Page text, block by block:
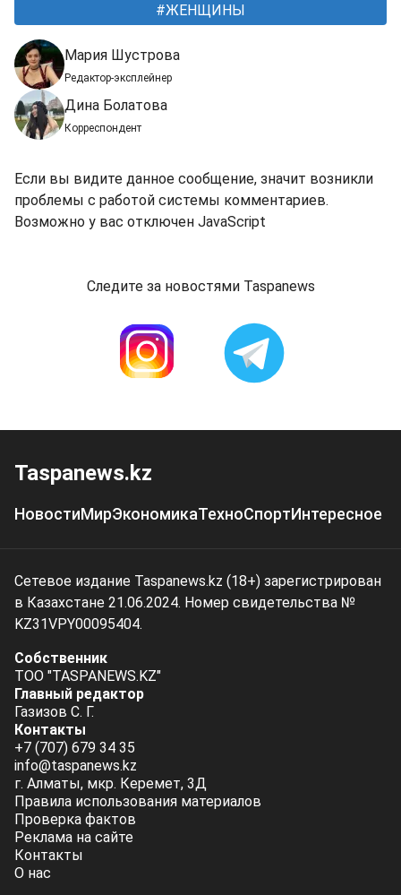
ЖЕНЩИНЫ
Мария Шустрова
Редактор-эксплейнер
Дина Болатова
Корреспондент
Если вы видите данное сообщение, значит возникли
проблемы с работой системы комментариев.
Возможно у вас отключен JavaScript
Следите за новостями Taspanews
Taspanews.kz
НовостиМирЭкономикаТехноСпортИнтересное
Сетевое издание Taspanews.kz (18+) зарегистрирован
в Казахстане 21.06.2024. Номер свидетельства №
KZ31VPY00095404.
Собственник
ТОО "TASPANEWS.KZ"
Главный редактор
Газизов С. Г.
Контакты
+7 (707) 679 34 35
info@taspanews.kz
г. Алматы, мкр. Керемет, 3Д
Правила использования материалов
Проверка фактов
Реклама на сайте
Контакты
О нас